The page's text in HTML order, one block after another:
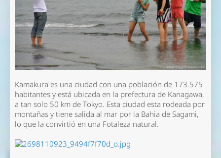
Kamakura es una ciudad con una población de 173.575
habitantes y está ubicada en la prefectura de Kanagawa,
a tan solo 50 km de Tokyo. Esta ciudad esta rodeada por
montañas y tiene salida al mar por la Bahia de Sagami,
lo que la convirtió en una Fotaleza natural.